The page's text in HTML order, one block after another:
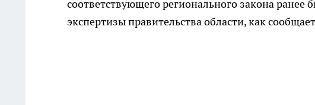
соответствующего регионального закона
экспертизы правительства области, как